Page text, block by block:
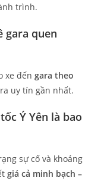
trình.
gara quen
xe đếngara theo
uy tín gần nhất.
Ý Yên là bao
sự cố và khoảng
giá cả minh bạch –